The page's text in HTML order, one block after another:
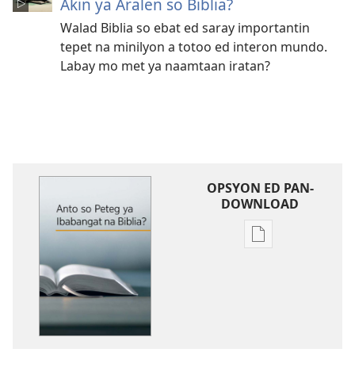
Walad Biblia so ebat ed saray importantin
tepet na minilyon a totoo ed interon mundo.
Labay mo met ya naamtaan iratan?
OPSYON ED PAN-
DOWNLOAD
Opsyon